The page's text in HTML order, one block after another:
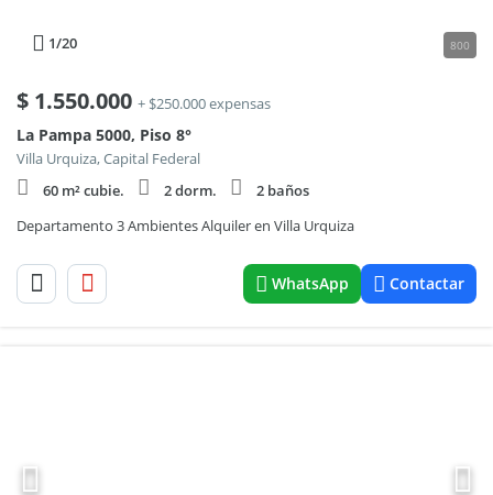
1/20 800
$ 1.550.000 + $250.000 expensas
La Pampa 5000, Piso 8°
Villa Urquiza, Capital Federal
60 m² cubie.
2 dorm.
2 baños
Departamento 3 Ambientes Alquiler en Villa Urquiza
WhatsApp Contactar